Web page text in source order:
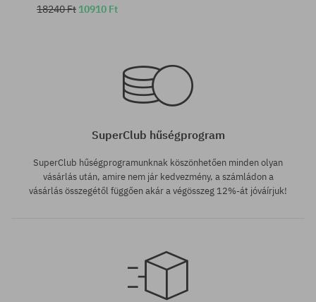
18240 Ft 10910 Ft
SuperClub hűségprogram
SuperClub hűségprogramunknak köszönhetően minden olyan
vásárlás után, amire nem jár kedvezmény, a számládon a
vásárlás összegétől függően akár a végösszeg 12%-át jóváírjuk!